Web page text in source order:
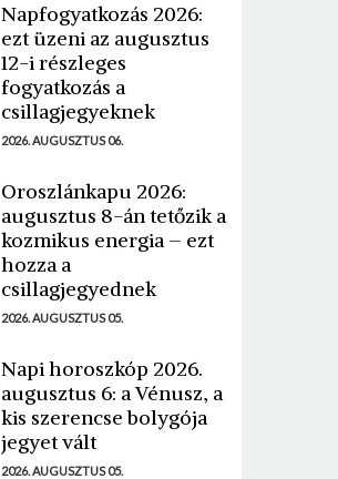
Napfogyatkozás 2026:
ezt üzeni az augusztus
12-i részleges
fogyatkozás a
csillagjegyeknek
2026. AUGUSZTUS 06.
Oroszlánkapu 2026:
augusztus 8-án tetőzik a
kozmikus energia – ezt
hozza a
csillagjegyednek
2026. AUGUSZTUS 05.
Napi horoszkóp 2026.
augusztus 6: a Vénusz, a
kis szerencse bolygója
jegyet vált
2026. AUGUSZTUS 05.